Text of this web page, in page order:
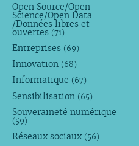
Open Source/Open
Science/Open Data
/Données libres et
ouvertes (71)
Entreprises (69)
Innovation (68)
Informatique (67)
Sensibilisation (65)
Souveraineté numérique
(59)
Réseaux sociaux (56)